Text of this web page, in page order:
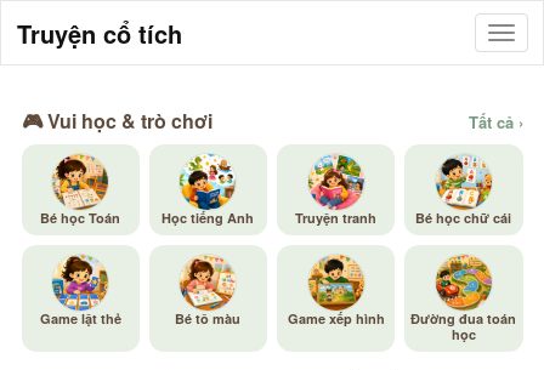
Truyện cổ tích
🎮 Vui học & trò chơi Tất cả ›
Bé học Toán Học tiếng Anh Truyện tranh Bé học chữ cái
Game lật thẻ Bé tô màu Game xếp hình
Đường đua toán
học